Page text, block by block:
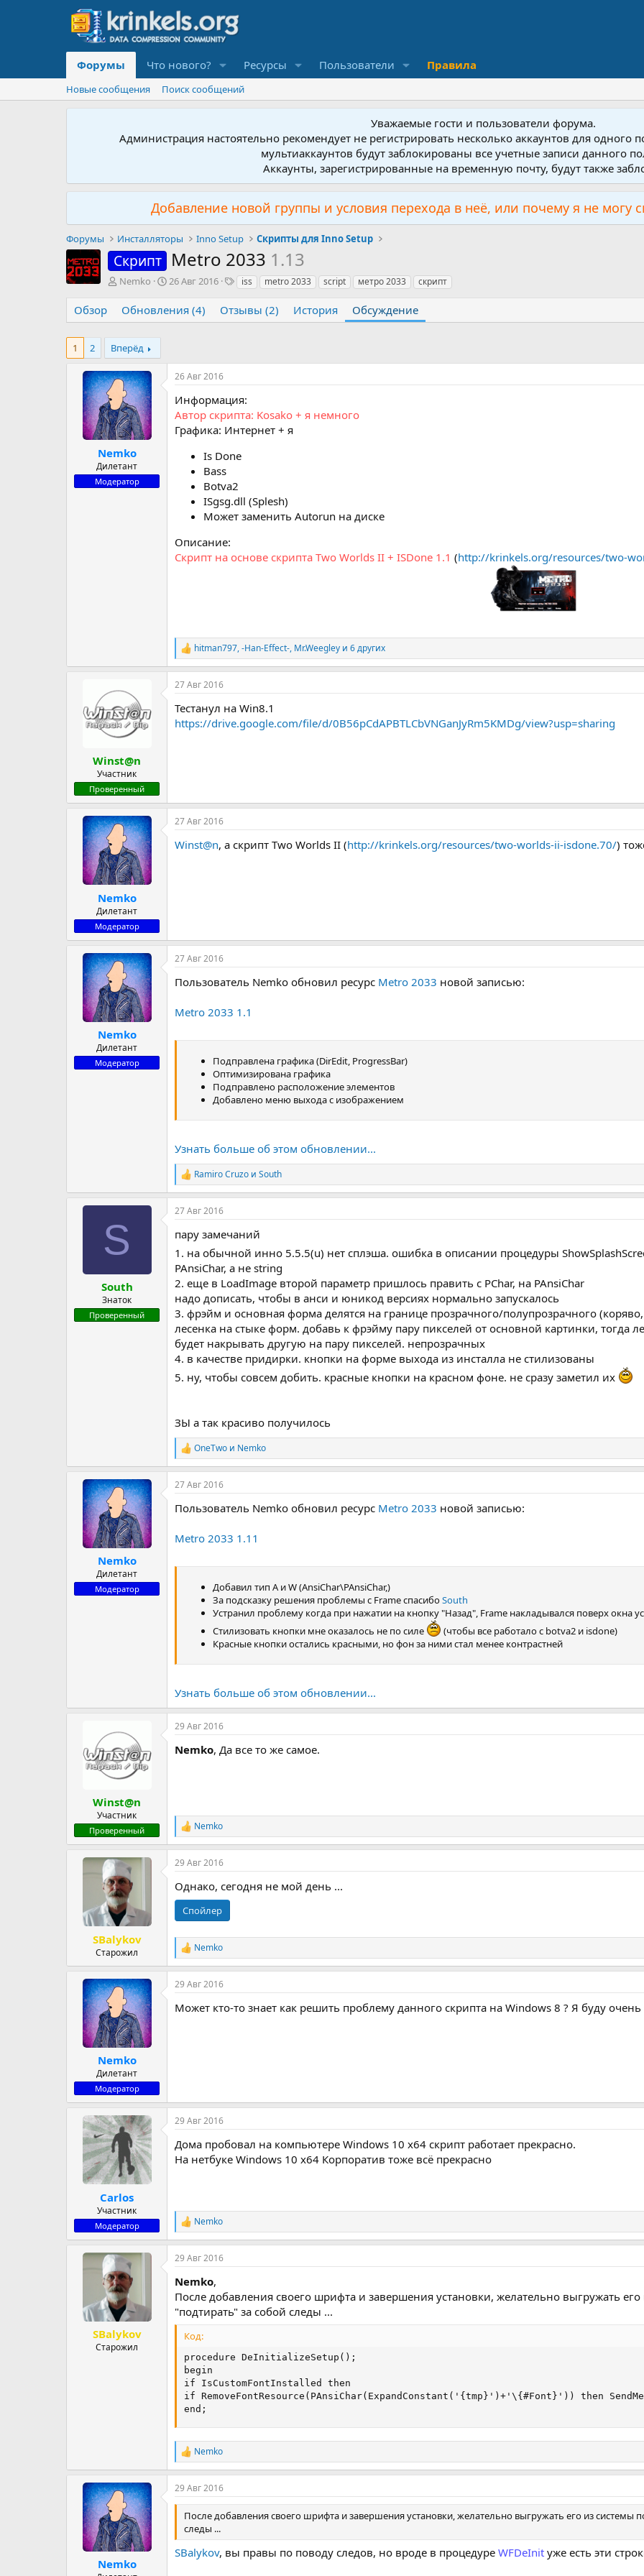
Форумы Что нового? Ресурсы Пользователи Правила
Новые сообщения Поиск сообщений
Уважаемые гости и пользователи форума.
Администрация настоятельно рекомендует не регистрировать несколько аккаунтов для
мультиаккаунтов будут заблокированы все учетные записи данного
Аккаунты, зарегистрированные на временную почту, будут также
Добавление новой группы и условия перехода в неё, или почему я не могу
Форумы Инсталляторы Inno Setup Скрипты для Inno Setup
Скрипт Metro 2033 1.13
А
т
о
т
е
м
ы
Nemko
Д
т
а
26 Авг 2016
Т
г
и
iss metro 2033 script метро 2033 скрипт
Обзор Обновления (4) Отзывы (2) История Обсуждение
1 2 Вперёд
Nemko
Дилетант
Модератор
26 Авг 2016
Информация:
Автор скрипта: Kosako + я немного
Графика: Интернет + я
Is Done
Bass
Botva2
ISgsg.dll (Splesh)
Может заменить Autorun на диске
Описание:
Скрипт на основе скрипта Two Worlds II + ISDone 1.1 (http://krinkels.org/resources/two-
Р
е
а
к
и
и
hitman797,-Han-Effect-, Mr.Weegley и 6 других
Winst@n
Участник
Проверенный
27 Авг 2016
Тестанул на Win8.1
https://drive.google.com/file/d/0B56pCdAPBTLCbVNGanJyRm5KMDg/view?usp=sharing
Nemko
Дилетант
Модератор
27 Авг 2016
Winst@n, а скрипт Two Worlds II (http://krinkels.org/resources/two-worlds-ii-isdone.70/)
Nemko
Дилетант
Модератор
27 Авг 2016
Пользователь Nemko обновил ресурс Metro 2033 новой записью:
Metro 2033 1.1
Подправлена графика (DirEdit, ProgressBar)
Оптимизирована графика
Подправлено расположение элементов
Добавлено меню выхода с изображением
Узнать больше об этом обновлении...
Р
е
а
к
и
Ramiro Cruzo и South
S
South
Знаток
Проверенный
27 Авг 2016
пару замечаний
1. на обычной инно 5.5.5(u) нет сплэша. ошибка в описании процедуры
PAnsiChar, а не string
2. еще в LoadImage второй параметр пришлось править с PChar, на PAnsiChar
надо дописать, чтобы в анси и юникод версиях нормально запускалось
3. фрэйм и основная форма делятся на границе прозрачного/полупрозрачного
лесенка на стыке форм. добавь к фрэйму пару пикселей от основной картинки,
будет накрывать другую на пару пикселей. непрозрачных
4. в качестве придирки. кнопки на форме выхода из инсталла не стилизованы
5. ну, чтобы совсем добить. красные кнопки на красном фоне. не сразу заметил их
ЗЫ а так красиво получилось
Р
е
а
к
и
OneTwo и Nemko
Nemko
Дилетант
Модератор
27 Авг 2016
Пользователь Nemko обновил ресурс Metro 2033 новой записью:
Metro 2033 1.11
Добавил тип A и W (AnsiChar\PAnsiChar,)
За подсказку решения проблемы с Frame спасибоSouth
Устранил проблему когда при нажатии на кнопку "Назад", Frame накладывался поверх окна
Стилизовать кнопки мне оказалось не по силе
(чтобы все работало с botva2 и isdone)
Красные кнопки остались красными, но фон за ними стал менее контрастней
Узнать больше об этом обновлении...
Winst@n
Участник
Проверенный
29 Авг 2016
Nemko, Да все то же самое.
Р
е
а
к
и
и
Nemko
SBalykov
Старожил
29 Авг 2016
Однако, сегодня не мой день ...
Спойлер
Р
е
а
к
и
Nemko
Nemko
Дилетант
Модератор
29 Авг 2016
Может кто-то знает как решить проблему данного скрипта на Windows 8 ? Я буду
Carlos
Участник
Модератор
29 Авг 2016
Дома пробовал на компьютере Windows 10 x64 скрипт работает прекрасно.
На нетбуке Windows 10 x64 Корпоратив тоже всё прекрасно
Р
е
а
к
и
и
Nemko
SBalykov
Старожил
29 Авг 2016
Nemko,
После добавления своего шрифта и завершения установки, желательно выгружать
"подтирать" за собой следы ...
Код:
procedure DeInitializeSetup();
begin
if IsCustomFontInstalled then
if RemoveFontResource(PAnsiChar(ExpandConstant('{tmp}')+'\{#Font}')) then
end;
Р
е
а
к
ц
и
и
Nemko
Nemko
29 Авг 2016
После добавления своего шрифта и завершения установки, желательно выгружать его из системы
следы ...
SBalykov, вы правы по поводу следов, но вроде в процедуре WFDeInit уже есть эти